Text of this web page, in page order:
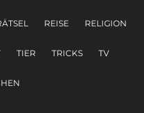
REISE RELIGION
TIER TRICKS TV